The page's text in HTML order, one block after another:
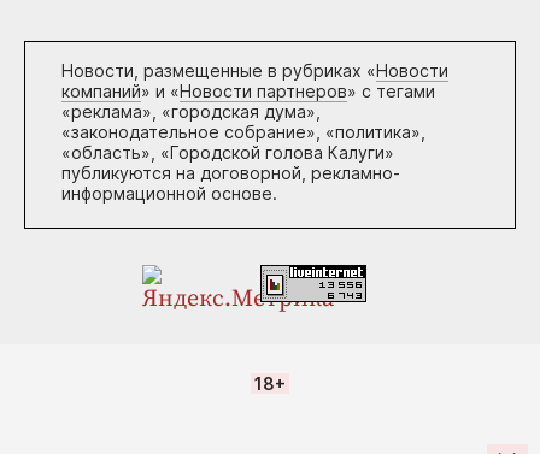
Новости, размещенные в рубриках «Новости
компаний» и «Новости партнеров» с тегами
«реклама», «городская дума»,
«законодательное собрание», «политика»,
«область», «Городской голова Калуги»
публикуются на договорной, рекламно-
информационной основе.
18+